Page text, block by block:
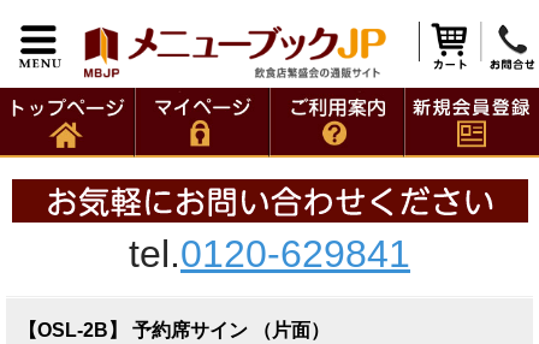
tel.0120-629841
【OSL-2B】 予約席サイン （片面）